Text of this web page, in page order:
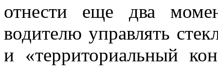
отнести еще два
водителю управлять
и «территориальный